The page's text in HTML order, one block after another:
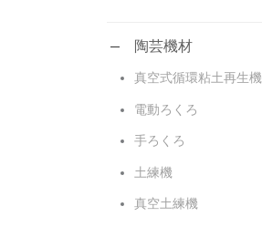
陶芸機材
真空式循環粘土再生機
電動ろくろ
手ろくろ
土練機
真空土練機